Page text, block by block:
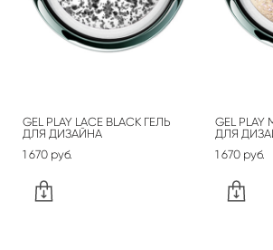
GEL PLAY LACE BLACK ГЕЛЬ
ДЛЯ ДИЗАЙНА
1 670 pуб.
GEL PLAY
ДЛЯ
1 670 pуб.